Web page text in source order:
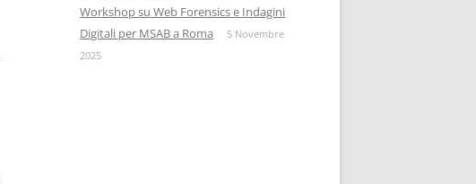
Workshop su Web Forensics e Indagini
Digitali per MSAB a Roma
5 Novembre
2025